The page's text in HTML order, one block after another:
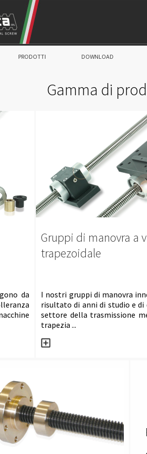
PRODOTTI DOWNLOAD
Gamma di
da
Gruppi di manovra a
trapezoidale
I nostri gruppi di manovra
risultato di anni di studio e di
settore della trasmissione
trapezia ...